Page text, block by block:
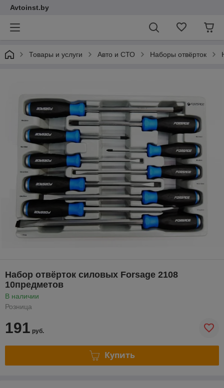
Avtoinst.by
Товары и услуги Авто и СТО Наборы отвёрток
Набор отвёрток силовых Forsage 2108
10предметов
В наличии
Розница
191 руб.
Купить